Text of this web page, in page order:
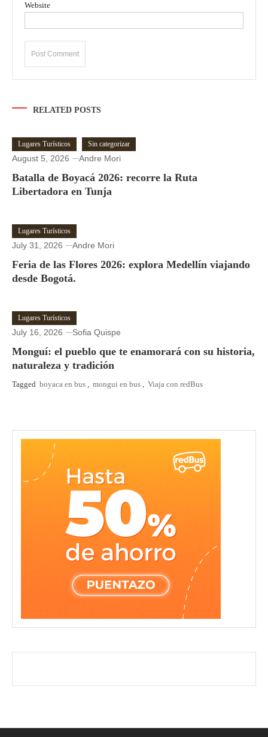
Website
RELATED POSTS
Lugares Turísticos Sin categorizar
August 5, 2026 Andre Mori
Batalla de Boyacá 2026: recorre la Ruta
Libertadora en Tunja
Lugares Turísticos
July 31, 2026 Andre Mori
Feria de las Flores 2026: explora Medellín viajando
desde Bogotá.
Lugares Turísticos
July 16, 2026 Sofia Quispe
Monguí: el pueblo que te enamorará con su historia,
naturaleza y tradición
Tagged boyaca en bus , mongui en bus , Viaja con redBus